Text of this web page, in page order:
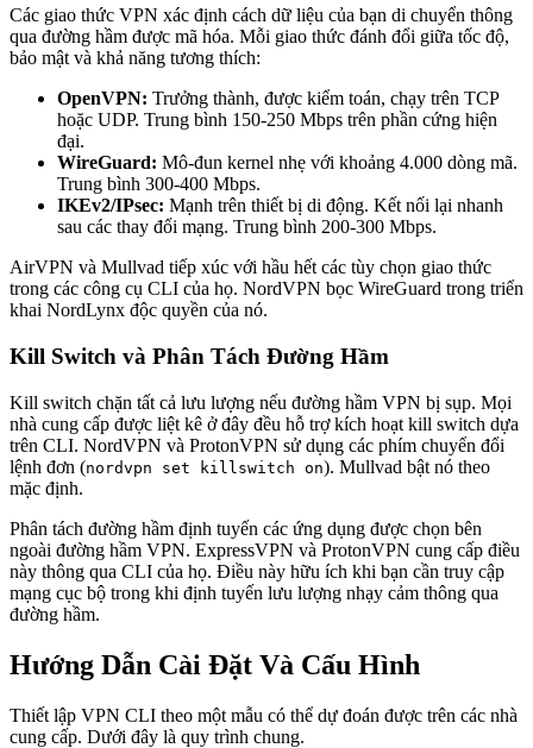
Các giao thức VPN xác định cách dữ liệu của bạn di chuyển thông
qua đường hầm được mã hóa. Mỗi giao thức đánh đổi giữa tốc độ,
bảo mật và khả năng tương thích:
OpenVPN: Trưởng thành, được kiểm toán, chạy trên TCP
hoặc UDP. Trung bình 150-250 Mbps trên phần cứng hiện
đại.
WireGuard: Mô-đun kernel nhẹ với khoảng 4.000 dòng mã.
Trung bình 300-400 Mbps.
IKEv2/IPsec: Mạnh trên thiết bị di động. Kết nối lại nhanh
sau các thay đổi mạng. Trung bình 200-300 Mbps.
AirVPN và Mullvad tiếp xúc với hầu hết các tùy chọn giao thức
trong các công cụ CLI của họ. NordVPN bọc WireGuard trong triển
khai NordLynx độc quyền của nó.
Kill Switch và Phân Tách Đường Hầm
Kill switch chặn tất cả lưu lượng nếu đường hầm VPN bị sụp. Mọi
nhà cung cấp được liệt kê ở đây đều hỗ trợ kích hoạt kill switch dựa
trên CLI. NordVPN và ProtonVPN sử dụng các phím chuyển đổi
lệnh đơn (nordvpn set killswitch on). Mullvad bật nó theo
mặc định.
Phân tách đường hầm định tuyến các ứng dụng được chọn bên
ngoài đường hầm VPN. ExpressVPN và ProtonVPN cung cấp điều
này thông qua CLI của họ. Điều này hữu ích khi bạn cần truy cập
mạng cục bộ trong khi định tuyến lưu lượng nhạy cảm thông qua
đường hầm.
Hướng Dẫn Cài Đặt Và Cấu Hình
Thiết lập VPN CLI theo một mẫu có thể dự đoán được trên các nhà
cung cấp. Dưới đây là quy trình chung.